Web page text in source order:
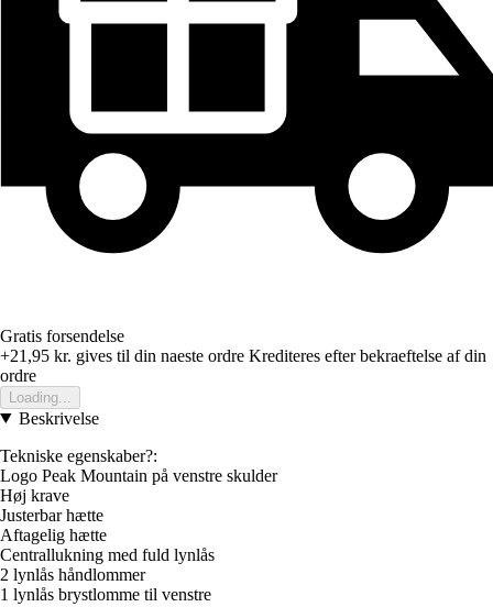
Gratis forsendelse
+21,95 kr. gives til din naeste ordre Krediteres efter bekraeftelse af din
ordre
Loading...
Beskrivelse
Tekniske egenskaber?:
Logo Peak Mountain på venstre skulder
Høj krave
Justerbar hætte
Aftagelig hætte
Centrallukning med fuld lynlås
2 lynlås håndlommer
1 lynlås brystlomme til venstre